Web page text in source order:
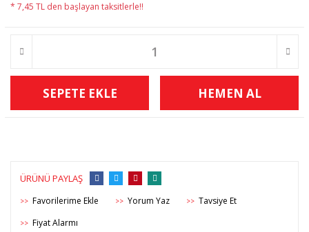
* 7,45 TL den başlayan taksitlerle!!
SEPETE EKLE HEMEN AL
ÜRÜNÜ PAYLAŞ
>> >> Yorum Yaz >> Tavsiye Et
>> Fiyat Alarmı